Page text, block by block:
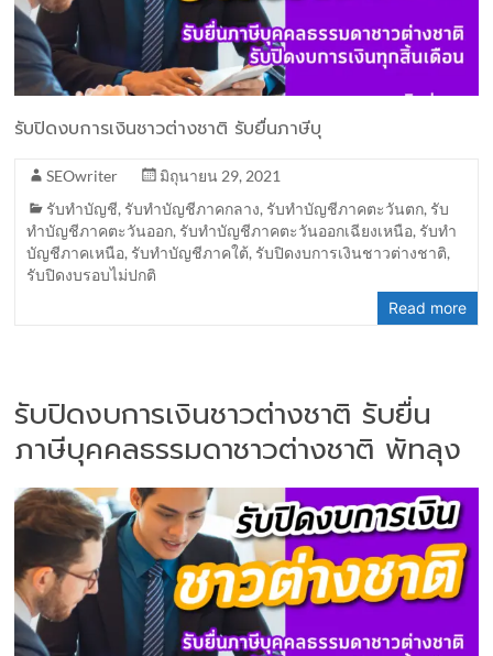
รับปิดงบการเงินชาวต่างชาติ รับยื่นภาษีบุ
SEOwriter
มิถุนายน 29, 2021
รับทำบัญชี, รับทำบัญชีภาคกลาง, รับทำบัญชีภาคตะวันตก, รับ
ทำบัญชีภาคตะวันออก, รับทำบัญชีภาคตะวันออกเฉียงเหนือ, รับทำ
บัญชีภาคเหนือ, รับทำบัญชีภาคใต้, รับปิดงบการเงินชาวต่างชาติ,
รับปิดงบรอบไม่ปกติ
Read more
รับปิดงบการเงินชาวต่างชาติ รับยื่น
ภาษีบุคคลธรรมดาชาวต่างชาติ พัทลุง